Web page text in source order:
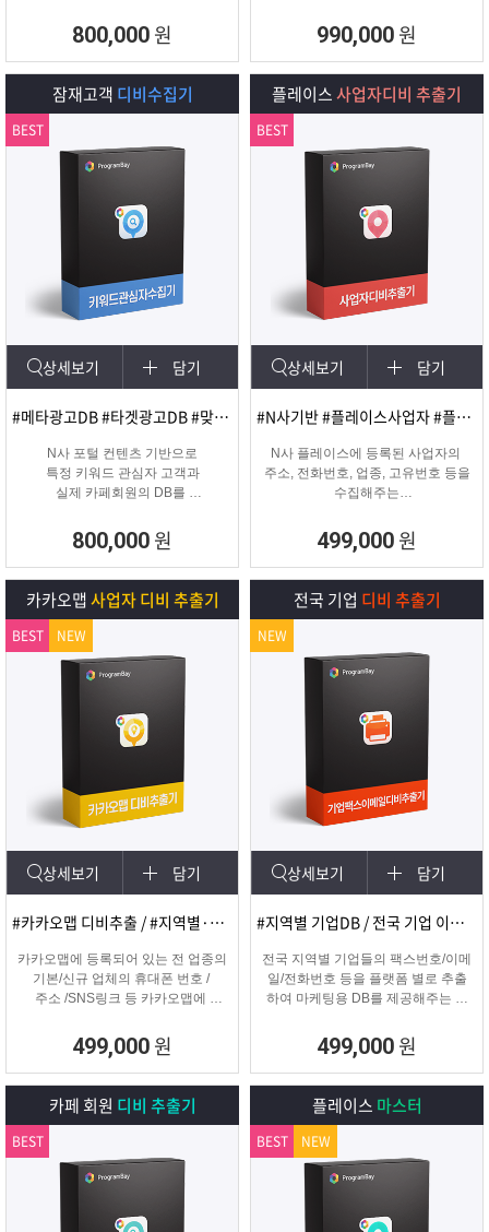
다.
콘텐츠 마케터, 기업들이 홍보하기에
적합한 마케팅 프로그램 입니다.
800,000 원
키워드를 등록해주는 프로그램입니
다.
텔레그램 등 아이디 입력으로 문의건
수를 늘릴 수 있습니다.
990,000 원
잠재고객 디비수집기
상세보기 담기
#메타광고DB #타겟광고DB #맞춤DB
N사 포털 컨텐츠 기반으로
특정 키워드 관심자 고객과
실제 카페회원의 DB를
800,000 원
BEST
플레이스사업자디비 추출기
상세보기 담기
#N사기반 #플레이스사업자 #플레이스신규사업자
N사 플레이스에 등록된 사업자의
주소, 전화번호, 업종, 고유번호 등을
수집해주는
추출 수집 프로그램
499,000 원
BEST
카카오맵사업자 디비 추출기
상세보기 담기
#카카오맵 디비추출 / #지역별·키워드별 DB 추출
카카오맵에 등록되어 있는 전 업종의
기본/신규 업체의 휴대폰 번호 /
주소 /SNS링크 등 카카오맵에
수집하는 DB추출 프로그램
499,000 원
BEST NEW
전국 기업 디비 추출기
상세보기 담기
#지역별 기업DB / 전국 기업 이메일 및 팩스
전국 지역별 기업들의 팩스번호/이메
일/전화번호 등을 플랫폼 별로 추출
하여 마케팅용 DB를 제공해주는 프
499,000 원
NEW
카페 회원 디비 추출기
BEST
플레이스 마스터
BEST NEW